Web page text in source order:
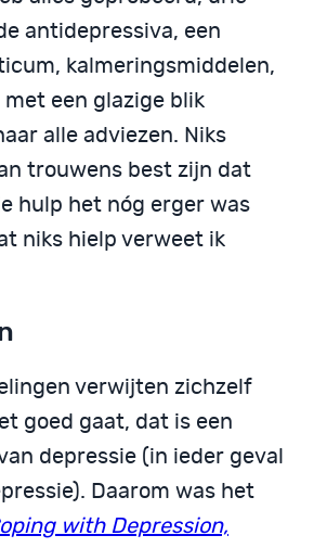
antidepressiva, een
kalmeringsmiddelen,
een glazige blik
alle adviezen. Niks
trouwens best zijn dat
hulp het nóg erger was
niks hielp verweet ik
verwijten zichzelf
goed gaat, dat is een
depressie (in ieder geval
Daarom was het
with Depression,